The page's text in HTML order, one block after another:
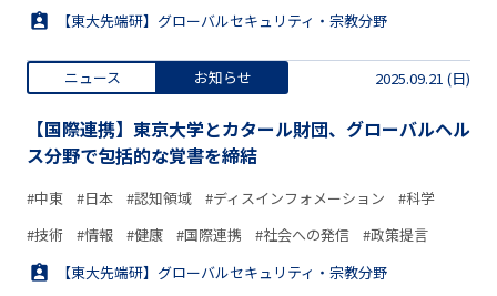
【東大先端研】グローバルセキュリティ・宗教分野
ニュース お知らせ 2025.09.21 (日)
【国際連携】東京大学とカタール財団、グローバルヘル
ス分野で包括的な覚書を締結
#中東 #日本 #認知領域 #ディスインフォメーション
#科学
#技術
#情報 #健康 #国際連携 #社会への発信
#政策提言
【東大先端研】グローバルセキュリティ・宗教分野